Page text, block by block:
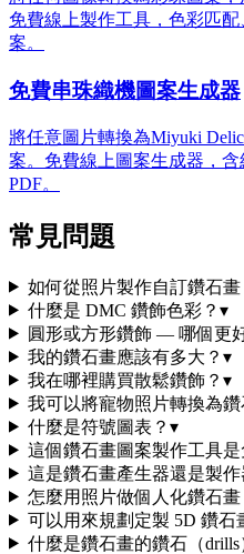
免費線上製作工具，色彩匹
案。
免費串珠織機圖案生成器
將任意圖片轉換為Miyuki
案。免費線上圖案生成器，
PDF。
常見問題
如何從照片製作自訂鑽石畫
什麼是 DMC 鑽飾色彩？ ▾
圓形或方形鑽飾 — 哪個更
我的鑽石畫應該有多大？ ▾
我在哪裡購買散鬆鑽飾？ ▾
我可以將寵物照片轉換為鑽
什麼是符號圖表？ ▾
這個鑽石畫圖案製作工具是
這是鑽石畫產生器還是製作
怎麼用照片做個人化鑽石畫
可以用來規劃定製 5D 鑽石
什麼是鑽石畫的鑽石（drills